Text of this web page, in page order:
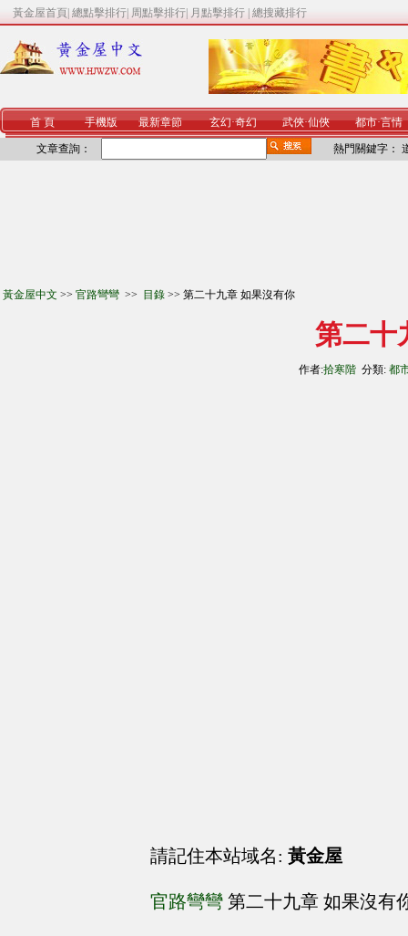
黃金屋首頁 總點擊排行 周點擊排行 月點擊排行 總搜藏排行
首 頁 手機版 最新章節 玄幻·奇幻 武俠·仙俠 都市·言情
文章查詢： 熱門關鍵字：
黃金屋中文 >> 官路彎彎 >> 目錄 >> 第二十九章 如果沒有你
第二十
作者:拾寒階 分類: 都
請記住本站域名: 黃金屋
官路彎彎 第二十九章 如果沒有